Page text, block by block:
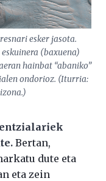
esker jasota.
(baxuena)
hainbat “abaniko”
ondorioz. (Iturria:
Bertan,
dute eta
eta zein